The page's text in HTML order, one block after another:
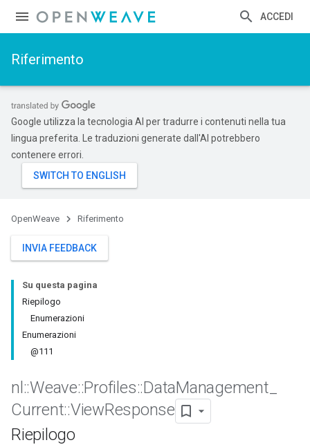
ACCEDI
Riferimento
Google utilizza la tecnologia AI per tradurre i contenuti nella tua
lingua preferita. Le traduzioni generate dall'AI potrebbero
contenere errori.
OpenWeave Riferimento
INVIA FEEDBACK
Su questa pagina
Riepilogo
Enumerazioni
Enumerazioni
@111
nl ::Weave::Profiles::DataManagement
Current::ViewResponse
Riepilogo